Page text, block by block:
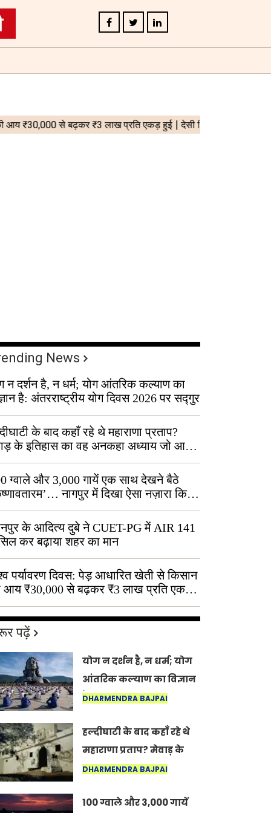
News
न दर्शन है, न धर्म; योग आंतरिक कल्याण का
है: अंतरराष्ट्रीय योग दिवस 2026 पर सद्गुर
के बाद कहाँ रहे थे महाराणा प्रताप?
के इतिहास का वह अनकहा अध्याय जो आज
में जीवित है
ग्वाले और 3,000 गायें एक साथ देखने बैठे
नागपुर में दिखा ऐसा नज़ारा कि
बोले, “ऐसा तो सिर्फ़ कृष्ण ही कर सकते हैं”
के आदित्य दुबे ने CUET-PG में AIR 141
कर बढ़ाया शहर का मान
पर्यावरण दिवस: पेड़ आधारित खेती से किसान
आय ₹30,000 से बढ़कर ₹3 लाख प्रति एकड़
पढ़ें
योग न दर्शन है, न धर्म; योग
आंतरिक कल्याण का विज्ञान
है: अंतरराष्ट्रीय योग दिवस
DHARMENDRA BAJPAI
हल्दीघाटी के बाद कहाँ रहे थे
महाराणा प्रताप? मेवाड़ के
इतिहास का वह अनकहा
में जीवित है
DHARMENDRA BAJPAI
100 ग्वाले और 3,000 गायें